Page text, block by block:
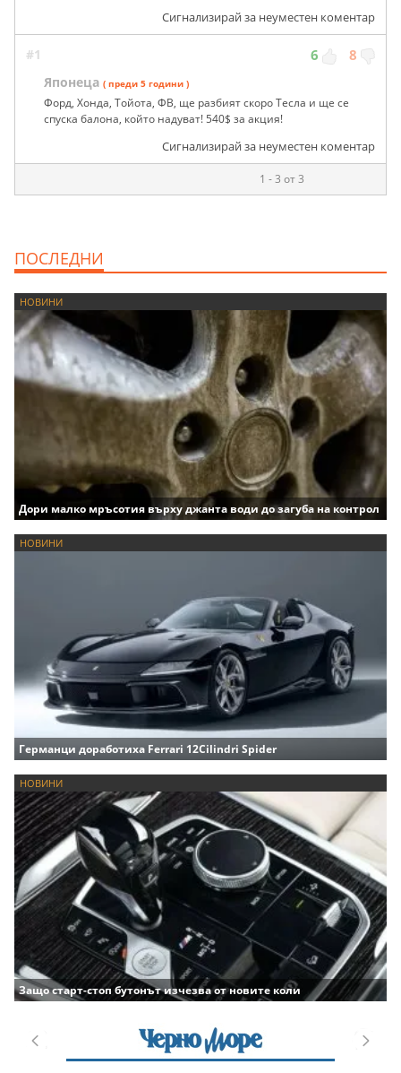
Сигнализирай за неуместен коментар
#1 6 8
Японеца ( преди 5 години )
Форд, Хонда, Тойота, ФВ, ще разбият скоро Тесла и ще се
спуска балона, който надуват! 540$ за акция!
Сигнализирай за неуместен коментар
1 - 3 от 3
ПОСЛЕДНИ
НОВИНИ
Дори малко мръсотия върху джанта води до загуба на контрол
НОВИНИ
Германци доработиха Ferrari 12Cilindri Spider
НОВИНИ
Защо старт-стоп бутонът изчезва от новите коли